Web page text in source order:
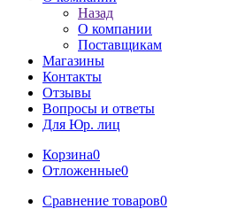
Назад
О компании
Поставщикам
Магазины
Контакты
Отзывы
Вопросы и ответы
Для Юр. лиц
Корзина0
Отложенные0
Сравнение товаров0